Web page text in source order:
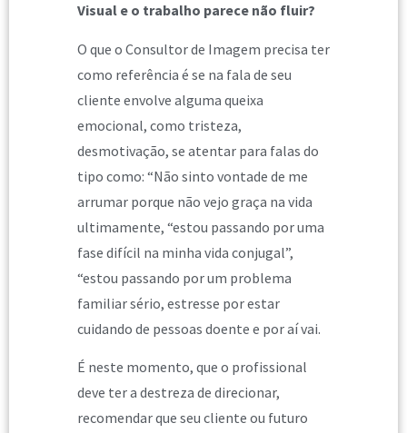
Visual e o trabalho parece não fluir?
O que o Consultor de Imagem precisa ter
como referência é se na fala de seu
cliente envolve alguma queixa
emocional, como tristeza,
desmotivação, se atentar para falas do
tipo como: “Não sinto vontade de me
arrumar porque não vejo graça na vida
ultimamente, “estou passando por uma
fase difícil na minha vida conjugal”,
“estou passando por um problema
familiar sério, estresse por estar
cuidando de pessoas doente e por aí vai.
É neste momento, que o profissional
deve ter a destreza de direcionar,
recomendar que seu cliente ou futuro